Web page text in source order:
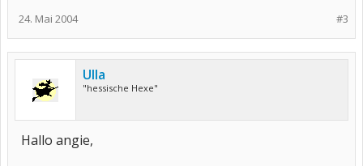
#3
24. Mai 2004
Ulla
"hessische Hexe"
Hallo angie,